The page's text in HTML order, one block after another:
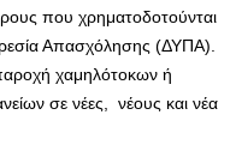
που χρηματοδοτούνται
Απασχόλησης (ΔΥΠΑ).
χαμηλότοκων ή
σε νέες, νέους και νέα